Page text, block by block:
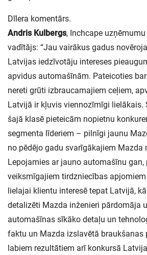
Dīlera komentārs.
Andris Kulbergs, Inchcape
vadītājs: “Jau vairākus gadus
Latvijas iedzīvotāju intereses
apvidus automašīnām. Pateicoties
nereti grūti izbraucamajiem ceļiem,
Latvijā ir kļuvis viennozīmīgi lielākais.
šajā klasē pieteicām nopietnu
segmenta līderiem – pilnīgi jaunu
no pēdējo gadu svarīgākajiem Mazda
Lepojamies ar jauno automašīnu gan,
veiksmīgajiem tirdzniecības
lielajai klientu interesē tepat Latvijā,
detalizēti Mazda inženieri pārdomāja
automašīnas sīkāko detaļu un
faktu un Mazda izslavētā braukšanas
labiem rezultātiem arī konkursā